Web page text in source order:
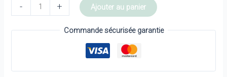
-
de
+ Ajouter au panier
Commande sécurisée garantie